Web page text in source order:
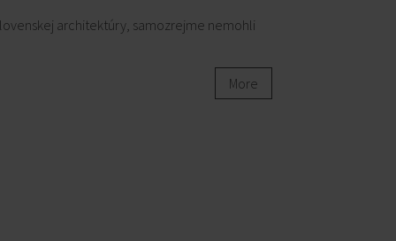
architektúry, samozrejme nemohli
More